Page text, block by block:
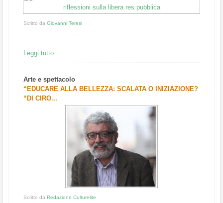
Scritto da Giovanni Teresi
...
Leggi tutto
Arte e spettacolo
“EDUCARE ALLA BELLEZZA: SCALATA O INIZIAZIONE?
“DI CIRO...
Scritto da Redazione Culturelite